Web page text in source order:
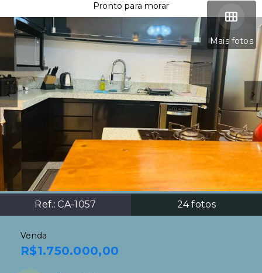
Mais fotos
Ref.:CA-1057 24fotos
Pronto para morar
Venda
R$1.750.000,00